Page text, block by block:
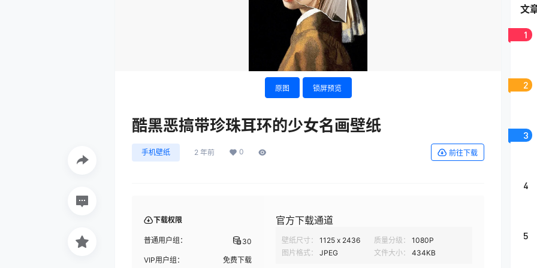
原图 锁屏预览
酷黑恶搞带珍珠耳环的少女名画壁纸
手机壁纸 2 年前 0 前往下载
下载权限
普通用户组： 30
VIP用户组： 免费下载
官方下载通道
壁纸尺寸： 1125 x 2436 质量分级：
1080P
图片格式：
JPEG 文件大小： 434KB
文
1
2
3
4
5